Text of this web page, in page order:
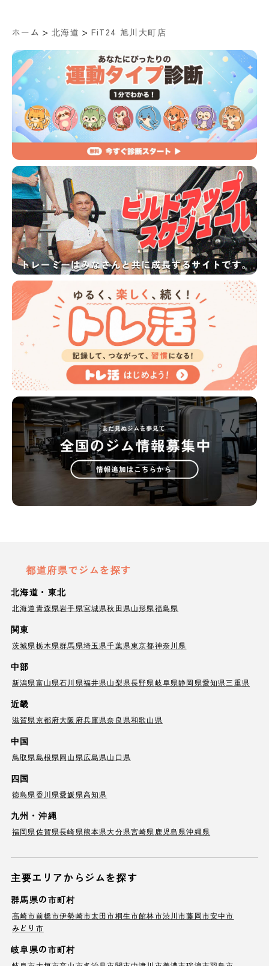
ホーム > 北海道 > FiT24 旭川大町店
都道府県でジムを探す
北海道・東北
北海道青森県岩手県宮城県秋田県山形県福島県
関東
茨城県栃木県群馬県埼玉県千葉県東京都神奈川県
中部
新潟県富山県石川県福井県山梨県長野県岐阜県静岡県愛知県三重県
近畿
滋賀県京都府大阪府兵庫県奈良県和歌山県
中国
鳥取県島根県岡山県広島県山口県
四国
徳島県香川県愛媛県高知県
九州・沖縄
福岡県佐賀県長崎県熊本県大分県宮崎県鹿児島県沖縄県
主要エリアからジムを探す
群馬県の市町村
高崎市前橋市伊勢崎市太田市桐生市館林市渋川市藤岡市安中市
みどり市
岐阜県の市町村